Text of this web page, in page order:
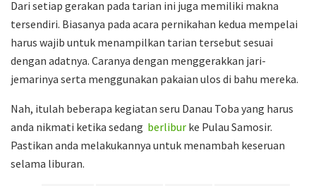
Dari setiap gerakan pada tarian ini juga memiliki makna
tersendiri. Biasanya pada acara pernikahan kedua mempelai
harus wajib untuk menampilkan tarian tersebut sesuai
dengan adatnya. Caranya dengan menggerakkan jari-
jemarinya serta menggunakan pakaian ulos di bahu mereka.
Nah, itulah beberapa kegiatan seru Danau Toba yang harus
anda nikmati ketika sedang berlibur ke Pulau Samosir.
Pastikan anda melakukannya untuk menambah keseruan
selama liburan.